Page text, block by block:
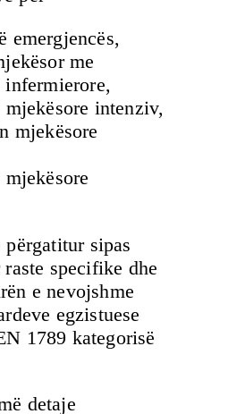
emergjencës,
me
intenziv,
mjekësore
përgatitur sipas
specifike dhe
e nevojshme
egzistuese
1789 kategorisë
detaje